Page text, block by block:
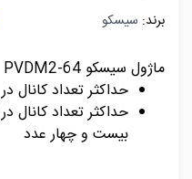
برند: سیسکو
ماژول سیسکو PVDM2-64
حداکثر تعداد کانال در G.711 شصت و چهار عدد
بیست و چهار عدد